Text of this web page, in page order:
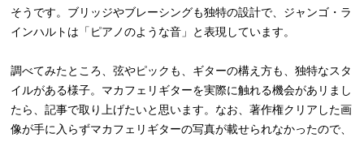
そうです。ブリッジやブレーシングも独特の設計で、ジャンゴ・ラ
インハルトは「ピアノのような音」と表現しています。
調べてみたところ、弦やピックも、ギターの構え方も、独特なスタ
イルがある様子。マカフェリギターを実際に触れる機会があリまし
たら、記事で取り上げたいと思います。なお、著作権クリアした画
像が手に入らずマカフェリギターの写真が載せられなかったので、